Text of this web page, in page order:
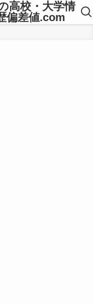
高校・大学情
偏差値.com